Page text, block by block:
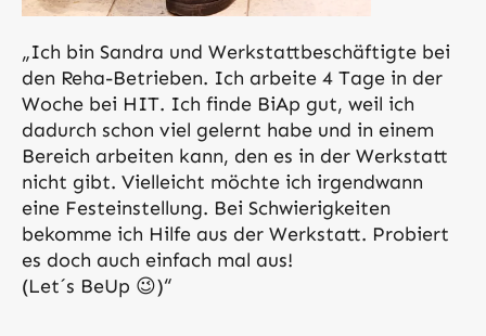
„Ich bin Sandra und Werkstattbeschäftigte bei
den Reha-Betrieben. Ich arbeite 4 Tage in der
Woche bei HIT. Ich finde BiAp gut, weil ich
dadurch schon viel gelernt habe und in einem
Bereich arbeiten kann, den es in der Werkstatt
nicht gibt. Vielleicht möchte ich irgendwann
eine Festeinstellung. Bei Schwierigkeiten
bekomme ich Hilfe aus der Werkstatt. Probiert
es doch auch einfach mal aus!
(Let´s BeUp 😉)“